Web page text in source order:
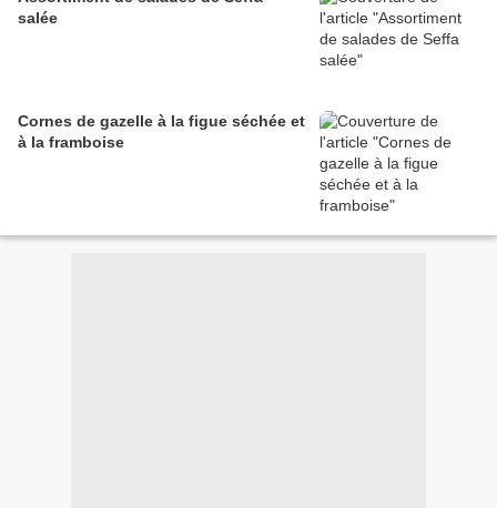
salée
Cornes de gazelle à la figue séchée et
à la framboise